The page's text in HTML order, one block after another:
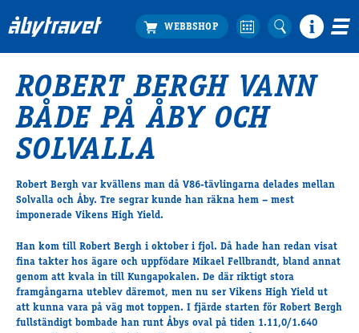
Köp biljett
Travprogrammet
Boka ställplats
Bra att veta
Restauranger
Catering by Lyon
Nybörjar­guide
Presentkort
Tävlingsdagar
FAQ
ROBERT BERGH VANN
BÅDE PÅ ÅBY OCH
SOLVALLA
Robert Bergh var kvällens man då V86-tävlingarna delades mellan
Solvalla och Åby. Tre segrar kunde han räkna hem – mest
imponerade Vikens High Yield.
Han kom till Robert Bergh i oktober i fjol. Då hade han redan visat
fina takter hos ägare och uppfödare Mikael Fellbrandt, bland annat
genom att kvala in till Kungapokalen. De där riktigt stora
framgångarna uteblev däremot, men nu ser Vikens High Yieldut
att kunna vara på väg mot toppen. I fjärde starten för Robert Bergh
fullständigt bombade han runt Åbys oval på tiden 1.11,0/1.640